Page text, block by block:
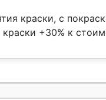
краски, с
+30% к